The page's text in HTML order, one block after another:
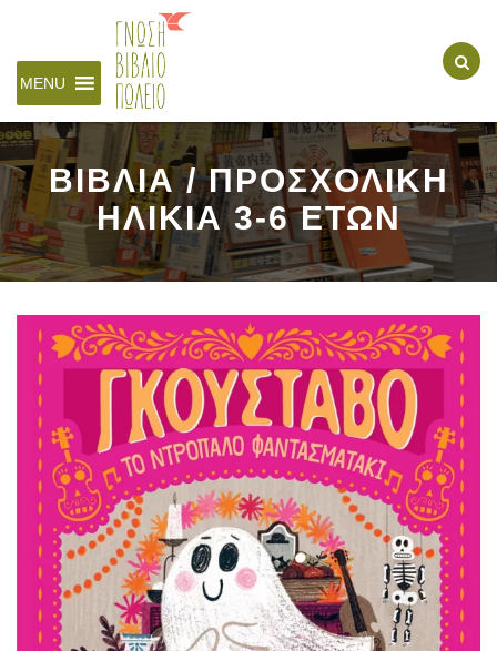
MENU
ΒΙΒΛΙΑ / ΠΡΟΣΧΟΛΙΚΗ
ΗΛΙΚΙΑ 3-6 ΕΤΩΝ